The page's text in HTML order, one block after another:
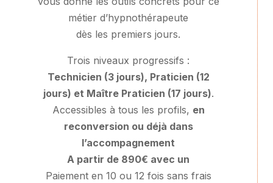
métier d’hypnothérapeute
dès les premiers jours.
Trois niveaux progressifs :
Technicien (3 jours), Praticien (12
jours) et Maître Praticien (17 jours).
Accessibles à tous les profils, en
reconversion ou déjà dans
l’accompagnement
A partir de 890€ avec un
Paiement en 10 ou 12 fois sans frais